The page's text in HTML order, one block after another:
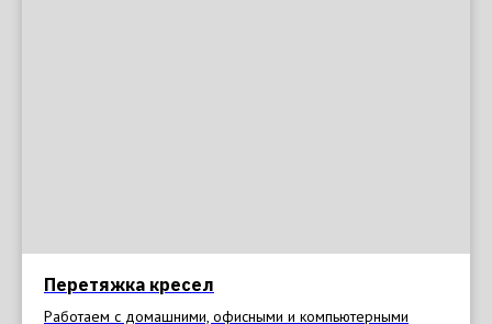
Перетяжка кресел
Работаем с домашними, офисными и компьютерными